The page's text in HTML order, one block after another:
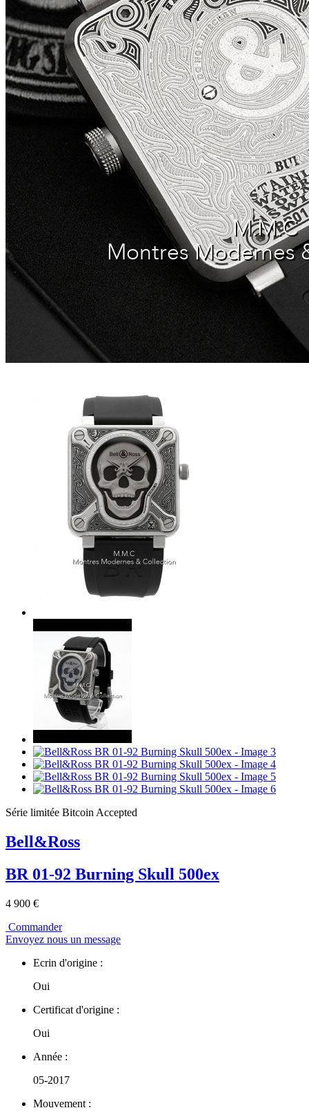
Série limitée Bitcoin Accepted
Bell&Ross
BR 01-92 Burning Skull 500ex
4 900 €
Commander
Envoyez nous un message
Ecrin d'origine :
Oui
Certificat d'origine :
Oui
Année :
05-2017
Mouvement :